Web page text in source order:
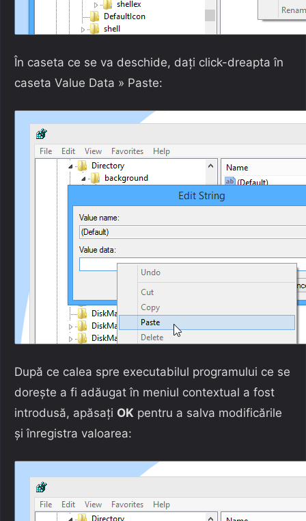
În caseta ce se va deschide, dați click-dreapta în
caseta Value Data » Paste:
După ce calea spre executabilul programului ce se
dorește a fi adăugat în meniul contextual a fost
introdusă, apăsați OK pentru a salva modificările
și înregistra valoarea: